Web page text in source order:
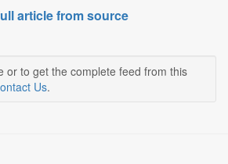
article from source
or to get the complete feed from this
Us.